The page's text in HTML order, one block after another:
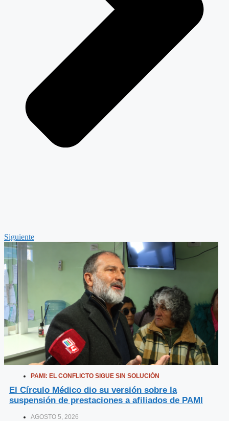
Siguiente
PAMI: EL CONFLICTO SIGUE SIN SOLUCIÓN
El Círculo Médico dio su versión sobre la
suspensión de prestaciones a afiliados de PAMI
AGOSTO 5, 2026